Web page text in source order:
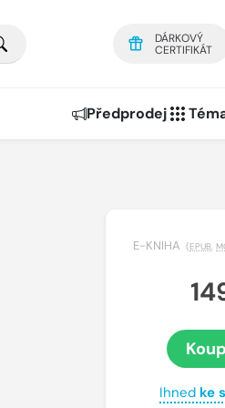
DÁRKOVÝ
CERTIFIKÁT
Předprodej
E-KNIHA (EPUB,
Ihned ke